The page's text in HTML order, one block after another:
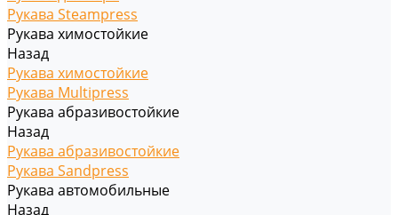
Рукава Steampress
Рукава химостойкие
Назад
Рукава химостойкие
Рукава Multipress
Рукава абразивостойкие
Назад
Рукава абразивостойкие
Рукава Sandpress
Рукава автомобильные
Назад